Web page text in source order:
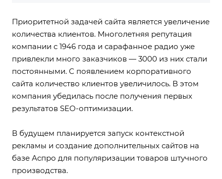
Приоритетной задачей сайта является увеличение
количества клиентов. Многолетняя репутация
компании с 1946 года и сарафанное радио уже
привлекли много заказчиков — 3000 из них стали
постоянными. С появлением корпоративного
сайта количество клиентов увеличилось. В этом
компания убедилась после получения первых
результатов SEO-оптимизации.
В будущем планируется запуск контекстной
рекламы и создание дополнительных сайтов на
базе Аспро для популяризации товаров штучного
производства.